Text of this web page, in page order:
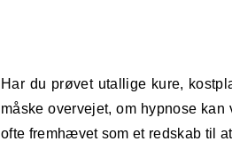
Har du prøvet utallige kure, kostplaner og strategier uden at opnå de resultater, du ønsker? Så har du
måske overvejet, om hypnose
ofte fremhævet som et redskab til